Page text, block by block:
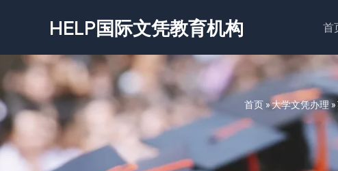
容
HELP国际文凭教育机构 首
首页 »大学文凭办理 »